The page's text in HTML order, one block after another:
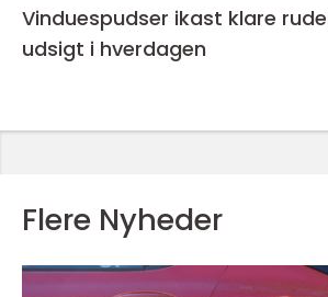
Vinduespudser ikast klare ruder og bedre
udsigt i hverdagen
Flere Nyheder